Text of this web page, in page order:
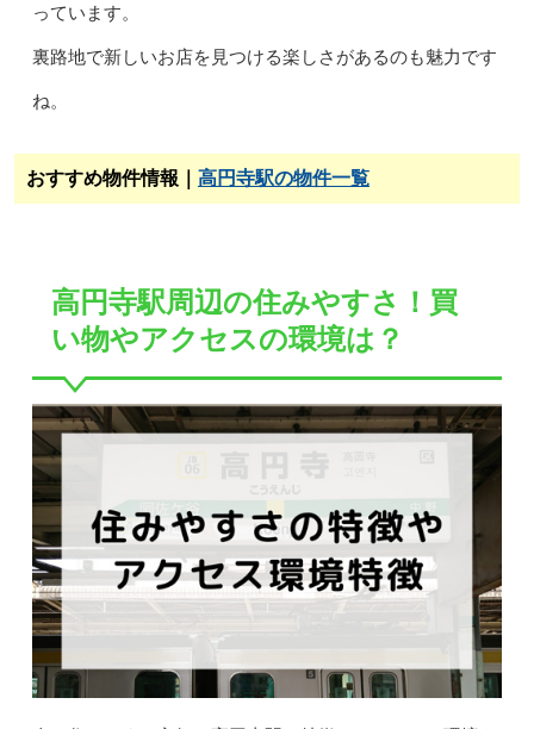
っています。
裏路地で新しいお店を見つける楽しさがあるのも魅力です
ね。
おすすめ物件情報｜ 高円寺駅の物件一覧
高円寺駅周辺の住みやすさ！買
い物やアクセスの環境は？